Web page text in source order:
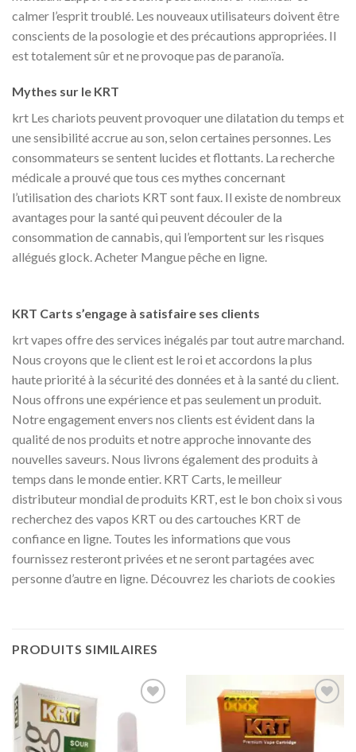
calmer l’esprit troublé. Les nouveaux utilisateurs doivent être
conscients de la posologie et des précautions appropriées. Il
est totalement sûr et ne provoque pas de paranoïa.
Mythes sur le KRT
krt Les chariots peuvent provoquer une dilatation du temps et
une sensibilité accrue au son, selon certaines personnes. Les
consommateurs se sentent lucides et flottants. La recherche
médicale a prouvé que tous ces mythes concernant
l’utilisation des chariots KRT sont faux. Il existe de nombreux
avantages pour la santé qui peuvent découler de la
consommation de cannabis, qui l’emportent sur les risques
allégués glock. Acheter Mangue pêche en ligne.
KRT Carts s’engage à satisfaire ses clients
krt vapes offre des services inégalés par tout autre marchand.
Nous croyons que le client est le roi et accordons la plus
haute priorité à la sécurité des données et à la santé du client.
Nous offrons une expérience et pas seulement un produit.
Notre engagement envers nos clients est évident dans la
qualité de nos produits et notre approche innovante des
nouvelles saveurs. Nous livrons également des produits à
temps dans le monde entier. KRT Carts, le meilleur
distributeur mondial de produits KRT, est le bon choix si vous
recherchez des vapos KRT ou des cartouches KRT de
confiance en ligne. Toutes les informations que vous
fournissez resteront privées et ne seront partagées avec
personne d’autre en ligne. Découvrez les chariots de cookies
PRODUITS SIMILAIRES
Add to